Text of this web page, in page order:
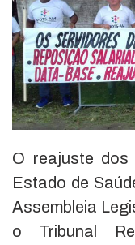
O reajuste dos
Estado de
Assembleia
o Tribunal